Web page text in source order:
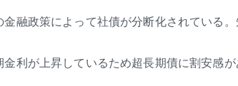
金融政策によって社債が分断化されている
金利が上昇しているため超長期債に割安感が